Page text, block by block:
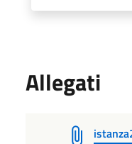
Allegati